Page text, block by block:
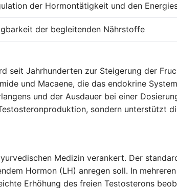
der Hormontätigkeit und den
der begleitenden Nährstoffe
seit Jahrhunderten zur Steigerung der
und Macaene, die das endokrine
und der Ausdauer bei einer
sondern unterstützt
Medizin verankert. Der
Hormon (LH) anregen soll. In
Erhöhung des freien Testosterons